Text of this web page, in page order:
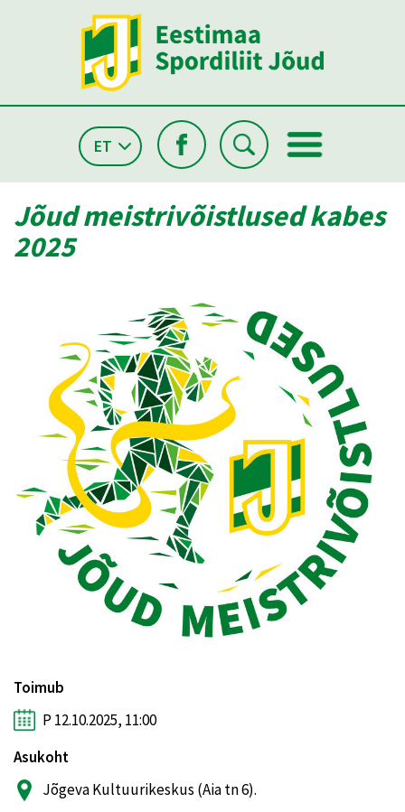
ET
Jõud meistrivõistlused kabes
2025
Toimub
P 12.10.2025, 11:00
Asukoht
Jõgeva Kultuurikeskus (Aia tn 6).